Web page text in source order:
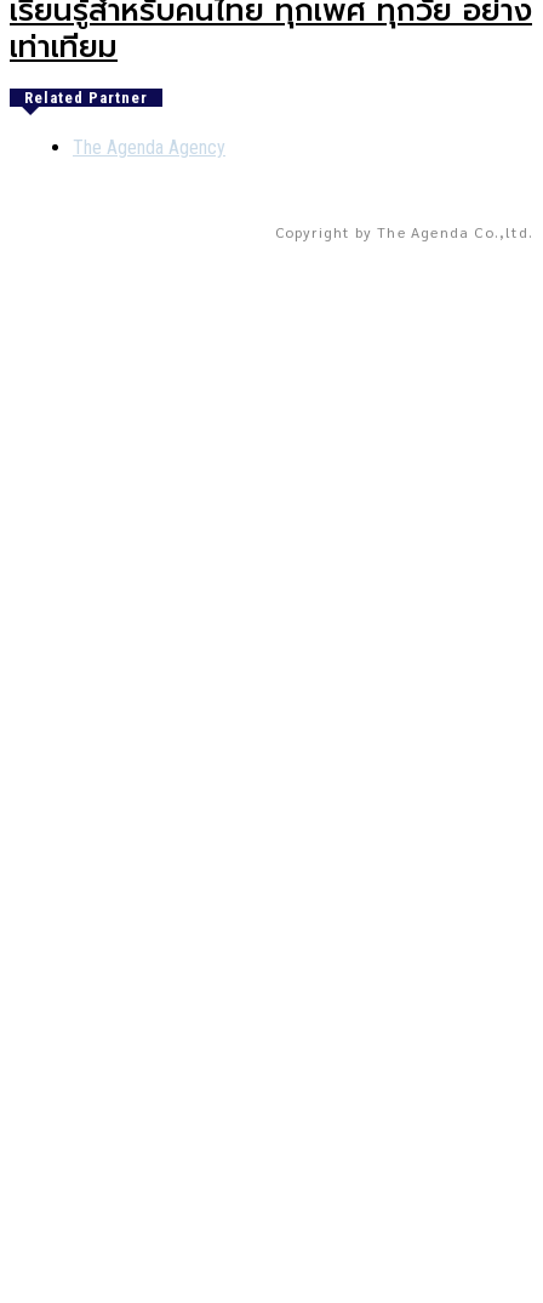
เรียนรู้สำหรับคนไทย ทุกเพศ ทุกวัย อย่าง
เท่าเทียม
Related Partner
The Agenda Agency
Copyright by The Agenda Co.,ltd.